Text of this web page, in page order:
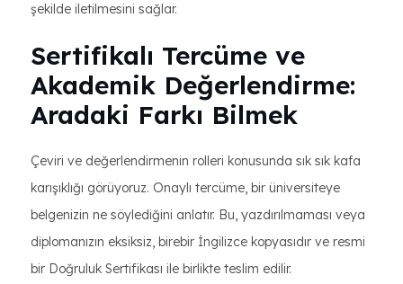
şekilde iletilmesini sağlar.
Sertifikalı Tercüme ve
Akademik Değerlendirme:
Aradaki Farkı Bilmek
Çeviri ve değerlendirmenin rolleri konusunda sık sık kafa
karışıklığı görüyoruz. Onaylı tercüme, bir üniversiteye
belgenizin ne söylediğini anlatır. Bu, yazdırılmaması veya
diplomanızın eksiksiz, birebir İngilizce kopyasıdır ve resmi
bir Doğruluk Sertifikası ile birlikte teslim edilir.